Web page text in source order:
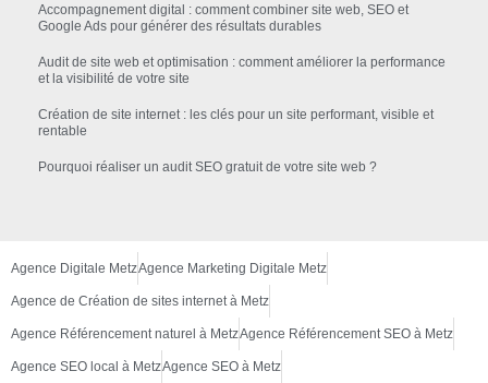
Accompagnement digital : comment combiner site web, SEO et
Google Ads pour générer des résultats durables
Audit de site web et optimisation : comment améliorer la performance
et la visibilité de votre site
Création de site internet : les clés pour un site performant, visible et
rentable
Pourquoi réaliser un audit SEO gratuit de votre site web ?
Agence Digitale MetzAgence Marketing Digitale Metz
Agence de Création de sites internet à Metz
Agence Référencement naturel à MetzAgence Référencement SEO à Metz
Agence SEO local à MetzAgence SEO à Metz